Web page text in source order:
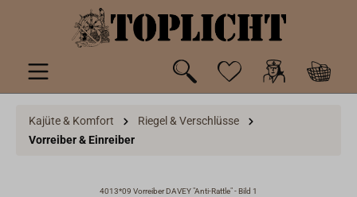
springen
Kajüte & Komfort
Riegel & Verschlüsse
Vorreiber & Einreiber
4013*09 Vorreiber DAVEY "Anti-Rattle" - Bild 1